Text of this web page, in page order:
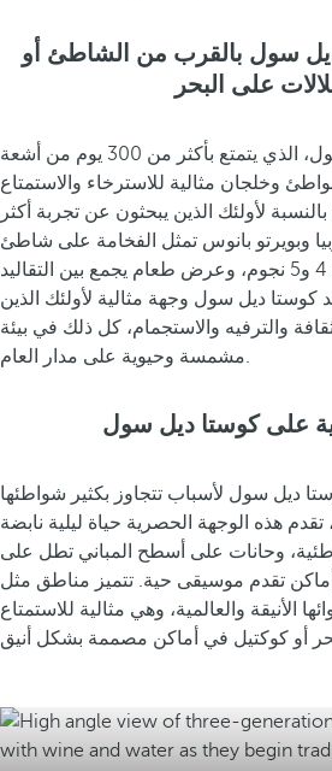
سول بالقرب من الشاطئ أو
على البحر
يوفر ساحل كوستا ديل سول، الذي يتمتع بأكثر من 300 يوم من أشعة
وخلجان مثالية للاسترخاء والاستمتاع
بالنسبة لأولئك الذين يبحثون عن تجربة أكثر
وبويرتو بانوس تمثل الفخامة على شاطئ
البحر، مع فنادق من فئة 4 و5 نجوم، وعرض طعام يجمع بين التقاليد
كوستا ديل سول وجهة مثالية لأولئك الذين
والترفيه والاستجمام، كل ذلك في بيئة
مشمسة وحيوية على مدار العام.
على كوستا ديل سول
ديل سول لأسباب تتجاوز بكثير شواطئها
تقدم هذه الوجهة الحصرية حياة ليلية نابضة
وحانات على أسطح المباني تطل على
تقدم موسيقى حية. تتميز مناطق مثل
الأنيقة والعالمية، وهي مثالية للاستمتاع
ا
م
ت
ا
ع
ب
ه
ت
ح
ة
ا
ل
ش
م
س